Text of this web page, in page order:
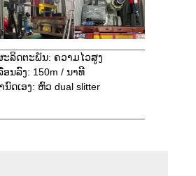
ລິດຕະພັນ: ຄວາມໄວສູງ
ອນລົງ: 150m / ນາທີ
ນົດເອງ: ຫົວ dual slitter